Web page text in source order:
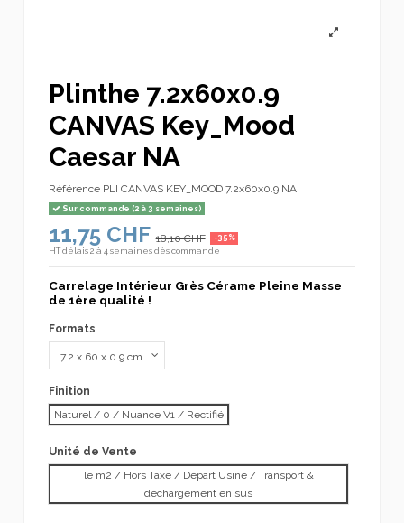
Plinthe 7.2x60x0.9
CANVAS Key_Mood
Caesar NA
Référence PLI CANVAS KEY_MOOD 7.2x60x0.9 NA
Sur commande (2 à 3 semaines)
11,75 CHF 18,10 CHF -35%
HTdélais 2 à 4 semaines dès commande
Carrelage Intérieur Grès Cérame Pleine Masse
de 1ère qualité !
Formats
Finition
Naturel / 0 / Nuance V1 / Rectifié
Unité de Vente
le m2 / Hors Taxe / Départ Usine / Transport &
déchargement en sus